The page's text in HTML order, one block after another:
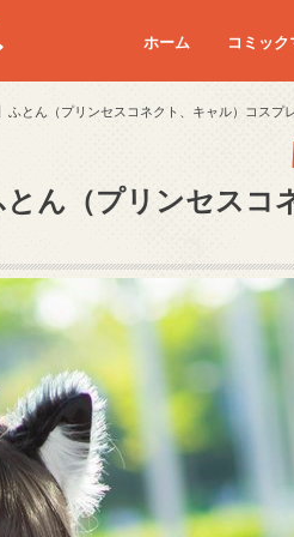
ホーム コミック
コミケ
コミケ
コミケ
コミケ
コミケ
コミケ
ふとん（プリンセスコネクト、キャル）コスプ
とん（プリンセスコ